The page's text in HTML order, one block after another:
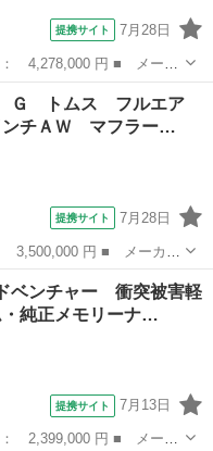
提携サイト 7月28日
グレード名： ４ＷＤハ
アロ／保証書／ディスプ
Ｇ トムス フルエア
チＡＷ マフラー…
提携サイト 7月28日
レード名： Ｇ Ｇ ト
マフラー 純正９型デ
ベンチャー 衝突被害軽
純正メモリーナ…
提携サイト 7月13日